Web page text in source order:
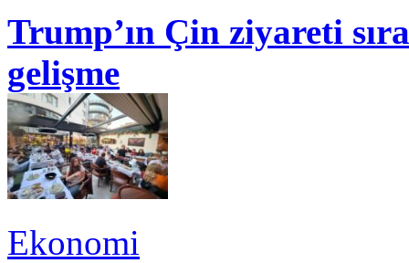
Trump’ın Çin ziyareti
gelişme
Ekonomi